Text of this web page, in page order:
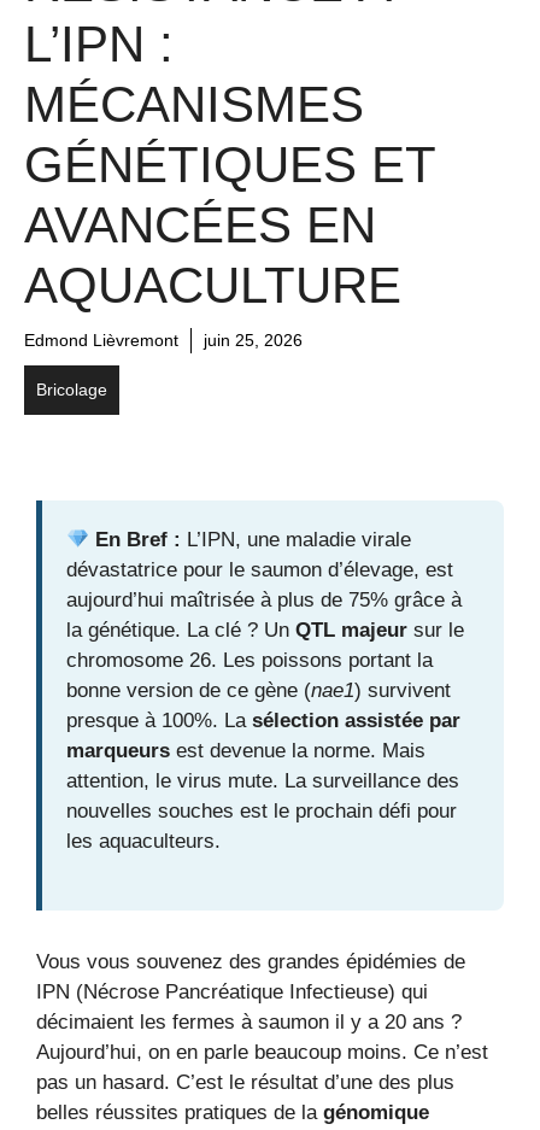
L’IPN :
MÉCANISMES
GÉNÉTIQUES ET
AVANCÉES EN
AQUACULTURE
Edmond Lièvremont juin 25, 2026
Bricolage
En Bref : L’IPN, une maladie virale
dévastatrice pour le saumon d’élevage, est
aujourd’hui maîtrisée à plus de 75% grâce à
la génétique. La clé ? Un QTL majeur sur le
chromosome 26. Les poissons portant la
bonne version de ce gène (nae1) survivent
presque à 100%. La sélection assistée par
marqueurs est devenue la norme. Mais
attention, le virus mute. La surveillance des
nouvelles souches est le prochain défi pour
les aquaculteurs.
Vous vous souvenez des grandes épidémies de
IPN (Nécrose Pancréatique Infectieuse) qui
décimaient les fermes à saumon il y a 20 ans ?
Aujourd’hui, on en parle beaucoup moins. Ce n’est
pas un hasard. C’est le résultat d’une des plus
belles réussites pratiques de la génomique